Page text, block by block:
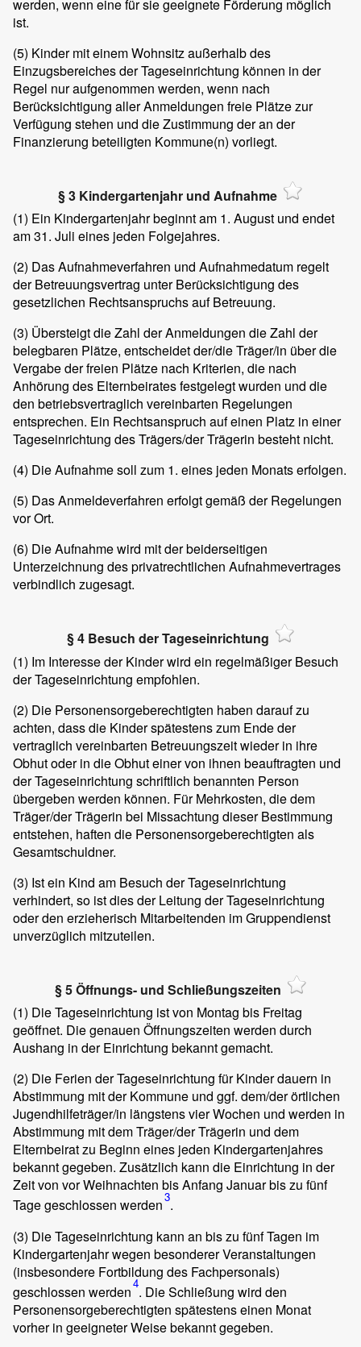
werden, wenn eine für sie geeignete Förderung möglich
ist.
(5) Kinder mit einem Wohnsitz außerhalb des
Einzugsbereiches der Tageseinrichtung können in der
Regel nur aufgenommen werden, wenn nach
Berücksichtigung aller Anmeldungen freie Plätze zur
Verfügung stehen und die Zustimmung der an der
Finanzierung beteiligten Kommune(n) vorliegt.
§ 3 Kindergartenjahr und Aufnahme
(1) Ein Kindergartenjahr beginnt am 1. August und endet
am 31. Juli eines jeden Folgejahres.
(2) Das Aufnahmeverfahren und Aufnahmedatum regelt
der Betreuungsvertrag unter Berücksichtigung des
gesetzlichen Rechtsanspruchs auf Betreuung.
(3) Übersteigt die Zahl der Anmeldungen die Zahl der
belegbaren Plätze, entscheidet der/die Träger/in über die
Vergabe der freien Plätze nach Kriterien, die nach
Anhörung des Elternbeirates festgelegt wurden und die
den betriebsvertraglich vereinbarten Regelungen
entsprechen. Ein Rechtsanspruch auf einen Platz in einer
Tageseinrichtung des Trägers/der Trägerin besteht nicht.
(4) Die Aufnahme soll zum 1. eines jeden Monats erfolgen.
(5) Das Anmeldeverfahren erfolgt gemäß der Regelungen
vor Ort.
(6) Die Aufnahme wird mit der beiderseitigen
Unterzeichnung des privatrechtlichen Aufnahmevertrages
verbindlich zugesagt.
§ 4 Besuch der Tageseinrichtung
(1) Im Interesse der Kinder wird ein regelmäßiger Besuch
der Tageseinrichtung empfohlen.
(2) Die Personensorgeberechtigten haben darauf zu
achten, dass die Kinder spätestens zum Ende der
vertraglich vereinbarten Betreuungszeit wieder in ihre
Obhut oder in die Obhut einer von ihnen beauftragten und
der Tageseinrichtung schriftlich benannten Person
übergeben werden können. Für Mehrkosten, die dem
Träger/der Trägerin bei Missachtung dieser Bestimmung
entstehen, haften die Personensorgeberechtigten als
Gesamtschuldner.
(3) Ist ein Kind am Besuch der Tageseinrichtung
verhindert, so ist dies der Leitung der Tageseinrichtung
oder den erzieherisch Mitarbeitenden im Gruppendienst
unverzüglich mitzuteilen.
§ 5 Öffnungs- und Schließungszeiten
(1) Die Tageseinrichtung ist von Montag bis Freitag
geöffnet. Die genauen Öffnungszeiten werden durch
Aushang in der Einrichtung bekannt gemacht.
(2) Die Ferien der Tageseinrichtung für Kinder dauern in
Abstimmung mit der Kommune und ggf. dem/der örtlichen
Jugendhilfeträger/in längstens vier Wochen und werden in
Abstimmung mit dem Träger/der Trägerin und dem
Elternbeirat zu Beginn eines jeden Kindergartenjahres
bekannt gegeben. Zusätzlich kann die Einrichtung in der
Zeit von vor Weihnachten bis Anfang Januar bis zu fünf
Tage geschlossen werden3.
(3) Die Tageseinrichtung kann an bis zu fünf Tagen im
Kindergartenjahr wegen besonderer Veranstaltungen
(insbesondere Fortbildung des Fachpersonals)
geschlossen werden4. Die Schließung wird den
Personensorgeberechtigten spätestens einen Monat
vorher in geeigneter Weise bekannt gegeben.